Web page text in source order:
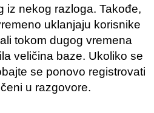
iz nekog razloga. Takođe,
uklanjaju korisnike
tokom dugog vremena
veličina baze. Ukoliko se
se ponovo registrovati
u razgovore.